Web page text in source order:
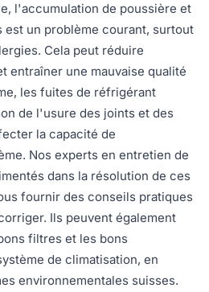
l'accumulation de poussière et
un problème courant, surtout
Cela peut réduire
entraîner une mauvaise qualité
les fuites de réfrigérant
de l'usure des joints et des
la capacité de
Nos experts en entretien de
dans la résolution de ces
fournir des conseils pratiques
Ils peuvent également
filtres et les bons
de climatisation, en
environnementales suisses.